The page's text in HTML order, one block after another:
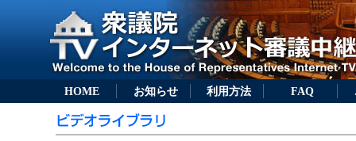
HOME お知らせ 利用方法 FAQ